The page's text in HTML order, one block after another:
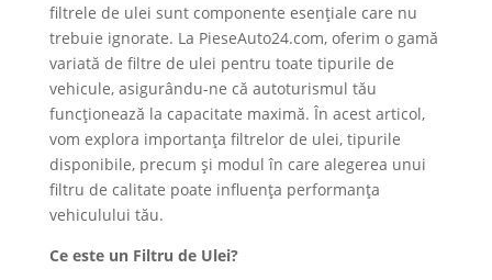
filtrele de ulei sunt componente esențiale care nu
trebuie ignorate. La PieseAuto24.com, oferim o gamă
variată de filtre de ulei pentru toate tipurile de
vehicule, asigurându-ne că autoturismul tău
funcționează la capacitate maximă. În acest articol,
vom explora importanța filtrelor de ulei, tipurile
disponibile, precum și modul în care alegerea unui
filtru de calitate poate influența performanța
vehiculului tău.
Ce este un Filtru de Ulei?